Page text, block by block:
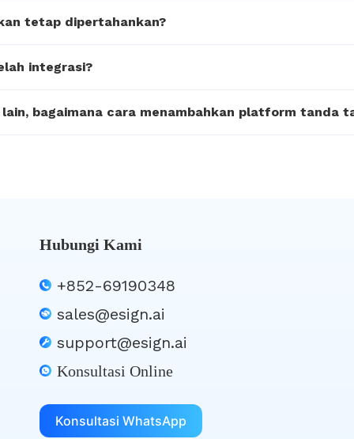
tetap dipertahankan?
integrasi?
bagaimana cara menambahkan platform tanda
Hubungi Kami
+852-69190348
sales@esign.ai
support@esign.ai
Konsultasi Online
Konsultasi WhatsApp